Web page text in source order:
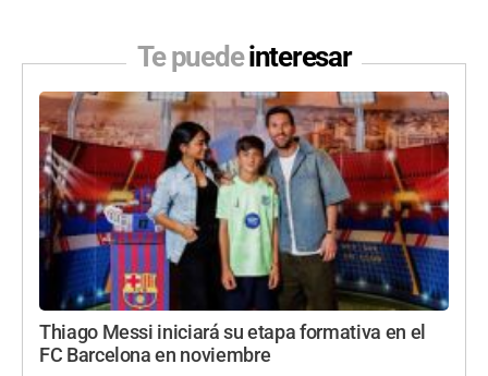
Te puedeinteresar
Thiago Messi iniciará su etapa formativa en el
FC Barcelona en noviembre